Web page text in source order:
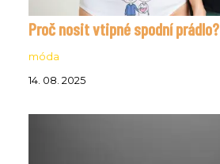
Proč nosit vtipné spodní prádlo?
móda
14. 08. 2025